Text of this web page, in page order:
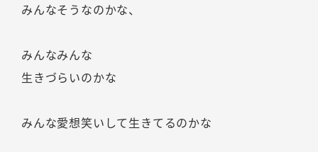
みんなそうなのかな、
みんなみんな
生きづらいのかな
みんな愛想笑いして生きてるのかな